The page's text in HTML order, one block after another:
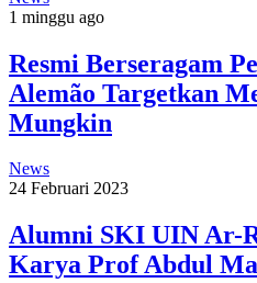
1 minggu ago
Resmi Berseragam
Alemão Targetkan
Mungkin
News
24 Februari 2023
Alumni SKI UIN Ar-
Karya Prof Abdul